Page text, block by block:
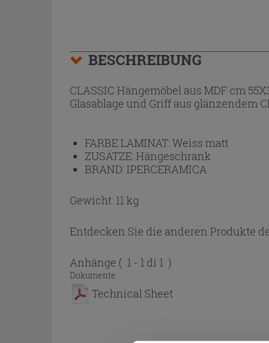
BESCHREIBUNG
CLASSIC Hängemöbel aus MDF cm
Glasablage und Griff aus glänzendem
FARBE LAMINAT:Weiss matt
ZUSÄTZE:Hängeschrank
BRAND: IPERCERAMICA
Gewicht: 11 kg
Entdecken Sie die anderen Produkte
Anhänge ( 1 - 1 di 1 )
Dokumente
Technical Sheet